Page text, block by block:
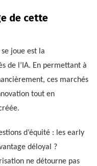
de cette
joue est la
de l’IA. En permettant à
ces marchés
tout en
d’équité : les early
déloyal ?
ne détourne pas